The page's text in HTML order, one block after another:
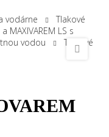
vodárne
Tlakové
MAXIVAREM LS s
vodou
Tlakové